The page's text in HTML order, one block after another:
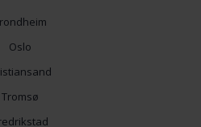
Oslo
Tromsø